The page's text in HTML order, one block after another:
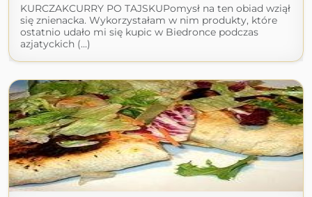
KURCZAKCURRY PO TAJSKUPomysł na ten obiad wziął
się znienacka. Wykorzystałam w nim produkty, które
ostatnio udało mi się kupic w Biedronce podczas
azjatyckich (...)